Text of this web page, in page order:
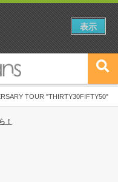
TOUR "THIRTY30FIFTY50"
発表！
！
表示